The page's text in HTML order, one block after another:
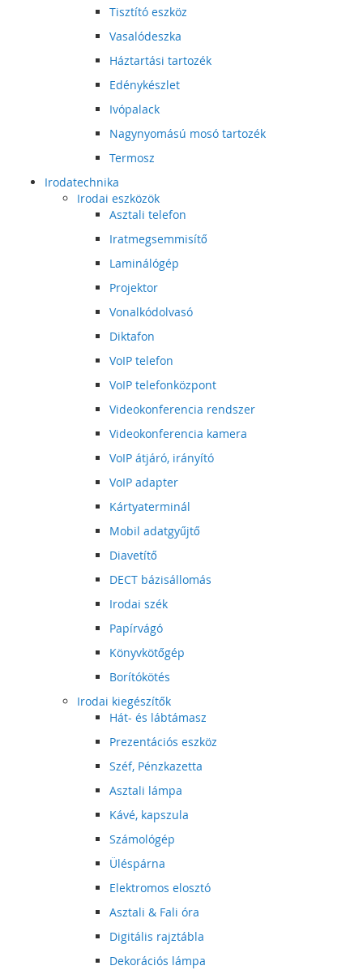
Tisztító eszköz
Vasalódeszka
Háztartási tartozék
Edénykészlet
Ivópalack
Nagynyomású mosó tartozék
Termosz
Irodatechnika
Irodai eszközök
Asztali telefon
Iratmegsemmisítő
Laminálógép
Projektor
Vonalkódolvasó
Diktafon
VoIP telefon
VoIP telefonközpont
Videokonferencia rendszer
Videokonferencia kamera
VoIP átjáró, irányító
VoIP adapter
Kártyaterminál
Mobil adatgyűjtő
Diavetítő
DECT bázisállomás
Irodai szék
Papírvágó
Könyvkötőgép
Borítókötés
Irodai kiegészítők
Hát- és lábtámasz
Prezentációs eszköz
Széf, Pénzkazetta
Asztali lámpa
Kávé, kapszula
Számológép
Üléspárna
Elektromos elosztó
Asztali & Fali óra
Digitális rajztábla
Dekorációs lámpa